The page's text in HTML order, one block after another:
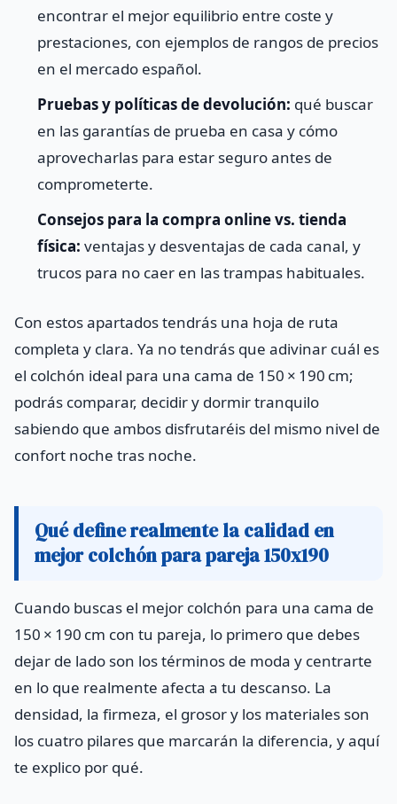
encontrar el mejor equilibrio entre coste y
prestaciones, con ejemplos de rangos de precios
en el mercado español.
Pruebas y políticas de devolución: qué buscar
en las garantías de prueba en casa y cómo
aprovecharlas para estar seguro antes de
comprometerte.
Consejos para la compra online vs. tienda
física: ventajas y desventajas de cada canal, y
trucos para no caer en las trampas habituales.
Con estos apartados tendrás una hoja de ruta
completa y clara. Ya no tendrás que adivinar cuál es
el colchón ideal para una cama de 150 × 190 cm;
podrás comparar, decidir y dormir tranquilo
sabiendo que ambos disfrutaréis del mismo nivel de
confort noche tras noche.
Qué define realmente la calidad en
mejor colchón para pareja 150x190
Cuando buscas el mejor colchón para una cama de
150 × 190 cm con tu pareja, lo primero que debes
dejar de lado son los términos de moda y centrarte
en lo que realmente afecta a tu descanso. La
densidad, la firmeza, el grosor y los materiales son
los cuatro pilares que marcarán la diferencia, y aquí
te explico por qué.